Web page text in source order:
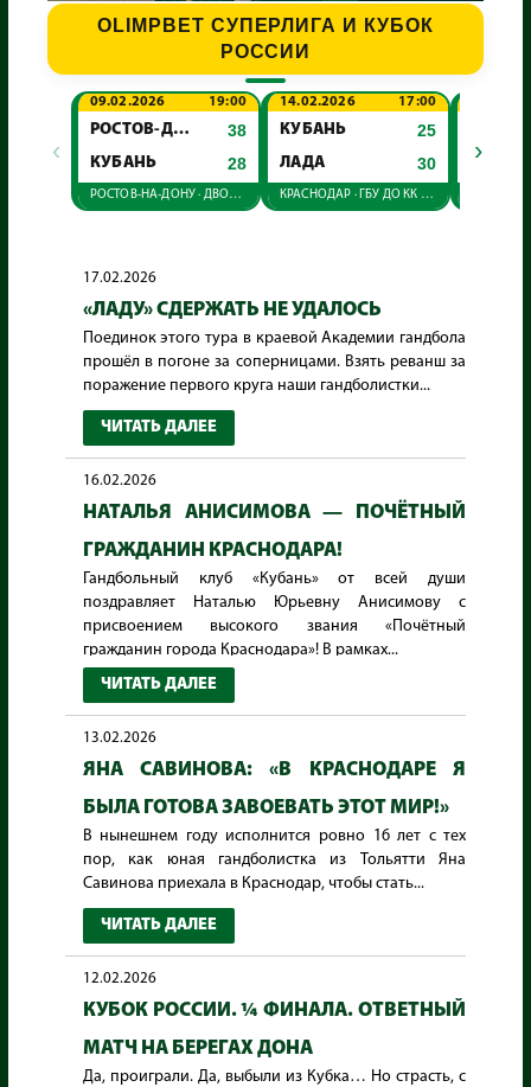
OLIMPBET СУПЕРЛИГА И КУБОК
РОССИИ
‹
09.02.2026 19:00
РОСТОВ-ДОН 38
КУБАНЬ 28
РОСТОВ-НА-ДОНУ · ДВОРЕЦ СПОРТА
14.02.2026 17:00
КУБАНЬ 25
ЛАДА 30
КРАСНОДАР · ГБУ ДО КК СШ "АКАДЕМИЯ ГАНДБОЛА"
›
17.02.2026
«ЛАДУ» СДЕРЖАТЬ НЕ УДАЛОСЬ
Поединок этого тура в краевой Академии гандбола
прошёл в погоне за соперницами. Взять реванш за
поражение первого круга наши гандболистки...
ЧИТАТЬ ДАЛЕЕ
16.02.2026
НАТАЛЬЯ АНИСИМОВА — ПОЧЁТНЫЙ
ГРАЖДАНИН КРАСНОДАРА!
Гандбольный клуб «Кубань» от всей души
поздравляет Наталью Юрьевну Анисимову с
присвоением высокого звания «Почётный
гражданин города Краснодара»! В рамках...
ЧИТАТЬ ДАЛЕЕ
13.02.2026
ЯНА САВИНОВА: «В КРАСНОДАРЕ Я
БЫЛА ГОТОВА ЗАВОЕВАТЬ ЭТОТ МИР!»
В нынешнем году исполнится ровно 16 лет с тех
пор, как юная гандболистка из Тольятти Яна
Савинова приехала в Краснодар, чтобы стать...
ЧИТАТЬ ДАЛЕЕ
12.02.2026
КУБОК РОССИИ. ¼ ФИНАЛА. ОТВЕТНЫЙ
МАТЧ НА БЕРЕГАХ ДОНА
Да, проиграли. Да, выбыли из Кубка… Но страсть, с